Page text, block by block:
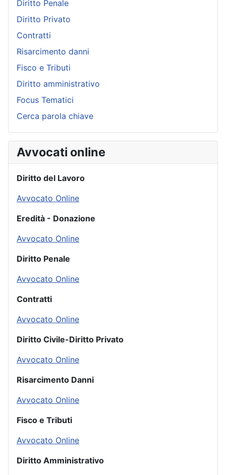
Diritto Penale
Diritto Privato
Contratti
Risarcimento danni
Fisco e Tributi
Diritto amministrativo
Focus Tematici
Cerca parola chiave
Avvocati online
Diritto del Lavoro
Avvocato Online
Eredità - Donazione
Avvocato Online
Diritto Penale
Avvocato Online
Contratti
Avvocato Online
Diritto Civile-Diritto Privato
Avvocato Online
Risarcimento Danni
Avvocato Online
Fisco e Tributi
Avvocato Online
Diritto Amministrativo